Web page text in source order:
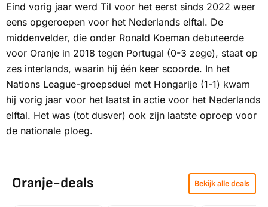
Eind vorig jaar werd Til voor het eerst sinds 2022 weer
eens opgeroepen voor het Nederlands elftal. De
middenvelder, die onder Ronald Koeman debuteerde
voor Oranje in 2018 tegen Portugal (0-3 zege), staat op
zes interlands, waarin hij één keer scoorde. In het
Nations League-groepsduel met Hongarije (1-1) kwam
hij vorig jaar voor het laatst in actie voor het Nederlands
elftal. Het was (tot dusver) ook zijn laatste oproep voor
de nationale ploeg.
Oranje-deals Bekijk alle deals